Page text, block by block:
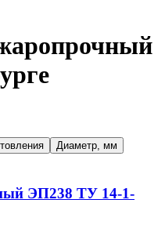
Диаметр, мм
ЭП238 ТУ 14-1-